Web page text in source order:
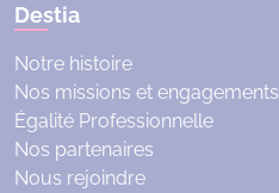
Destia
Notre histoire
Nos missions et engagements
Égalité Professionnelle
Nos partenaires
Nous rejoindre